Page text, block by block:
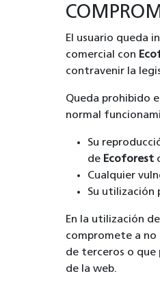
El usuario queda
comercial con
contravenir la
Queda prohibido
normal
Su
de Ecoforest
Cualquier
Su utilización
En la utilización
compromete a no
de terceros o que
de la web.